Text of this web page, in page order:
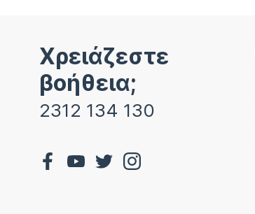
Χρειάζεστε
βοήθεια;
2312 134 130